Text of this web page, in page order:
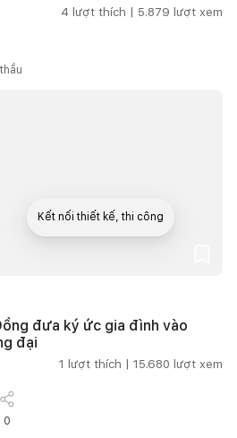
4 lượt thích | 5.879 lượt xem
đưa ký ức gia đình vào
đại
1 lượt thích | 15.680 lượt xem
0
Kết nối thiết kế, thi công